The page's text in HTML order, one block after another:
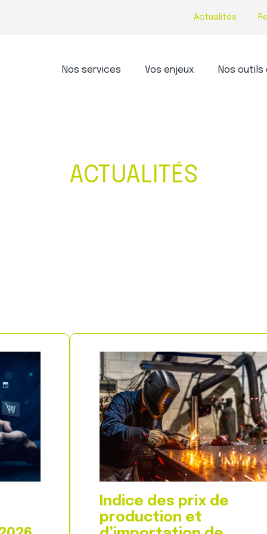
Actualités
Principal
Nos services Vos enjeux Nos outils
ACTUALITÉS
Indice des prix de
production et